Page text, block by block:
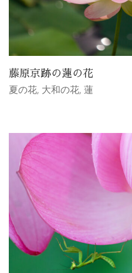
藤原京跡の蓮の花
夏の花, 大和の花, 蓮